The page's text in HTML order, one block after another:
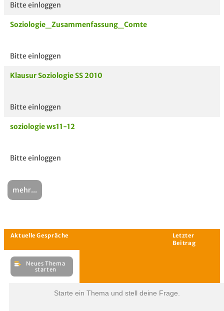
Bitte einloggen
Soziologie_Zusammenfassung_Comte
Bitte einloggen
Klausur Soziologie SS 2010
Bitte einloggen
soziologie ws11-12
Bitte einloggen
mehr...
Starte ein Thema und stell deine Frage.